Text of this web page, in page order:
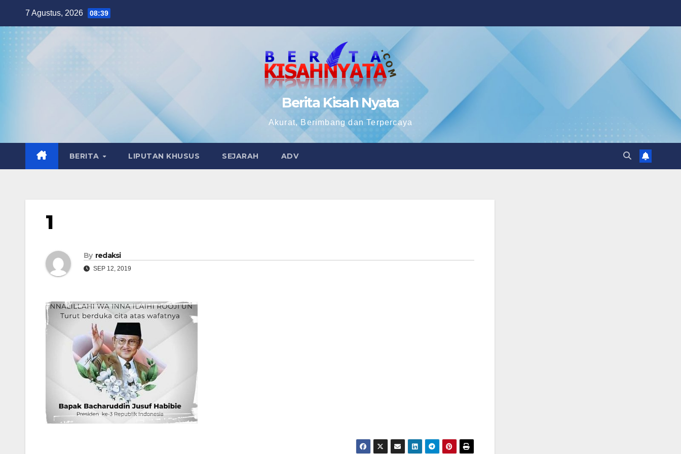
content
7 Agustus, 2026 08:39
Berita Kisah Nyata
Akurat, Berimbang dan Terpercaya
BERITA LIPUTAN KHUSUS SEJARAH ADV
1
By redaksi
SEP 12, 2019